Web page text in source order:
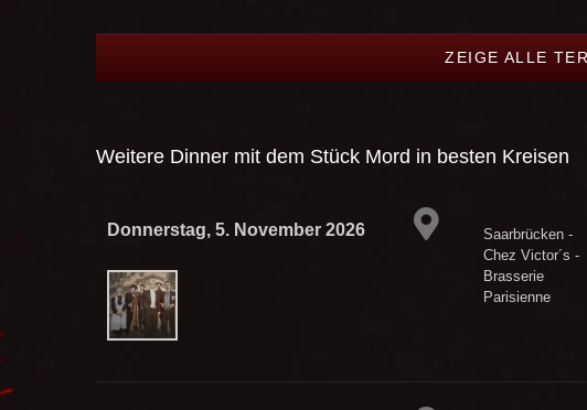
ZEIGE ALLE
Weitere Dinner mit dem Stück Mord in besten Kreisen
Donnerstag, 5. November 2026
Saarbrücken -
Chez Victor´s -
Brasserie
Parisienne